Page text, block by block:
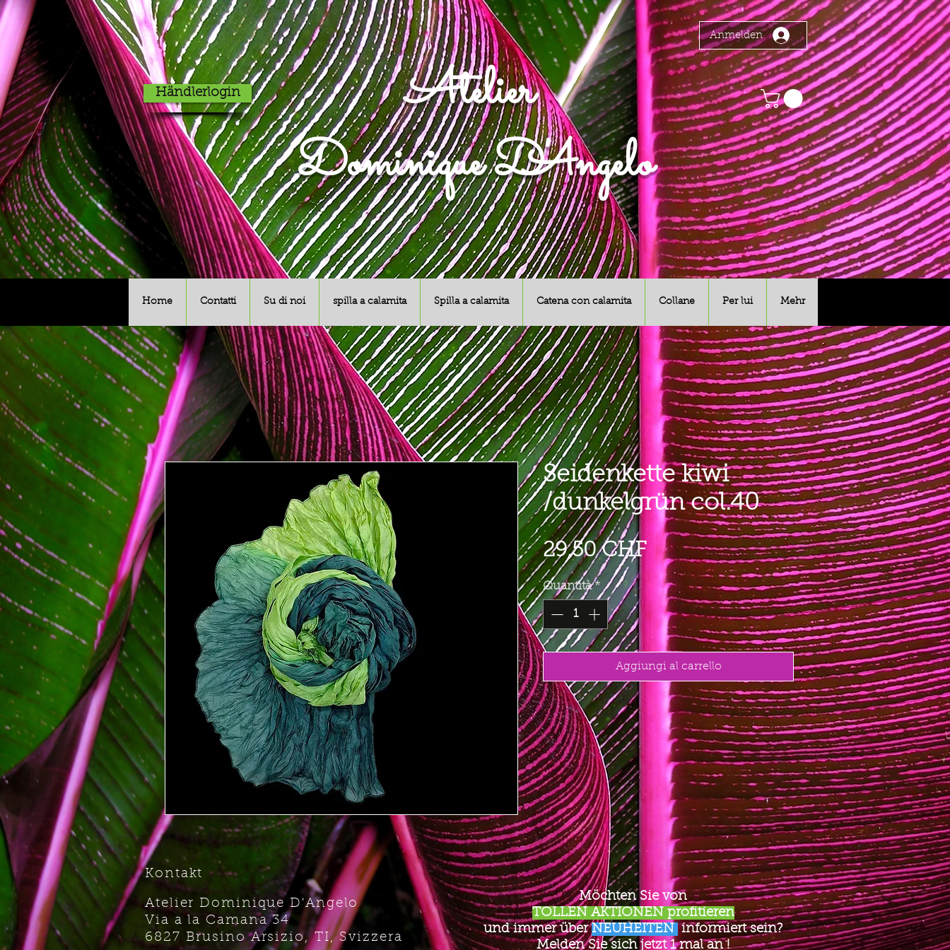
Anmelden
Atelier
Dominique D'Angelo
Händlerlogin
Home Contatti Su di noi spilla a calamita Spilla a calamita Catena con calamita Collane Per lui Mehr
Seidenkette kiwi
/dunkelgrün col.40
29,50 CHFPrezzo
Quantità *
Aggiungi al carrello
Kontakt
Atelier Dominique D'Angelo
Via a la Camana 34
6827 Brusino Arsizio, TI, Svizzera
Möchten Sie von
TOLLEN AKTIONEN profitieren
und immer überNEUHEITEN informiert sein?
Melden Sie sich jetzt 1 mal an !